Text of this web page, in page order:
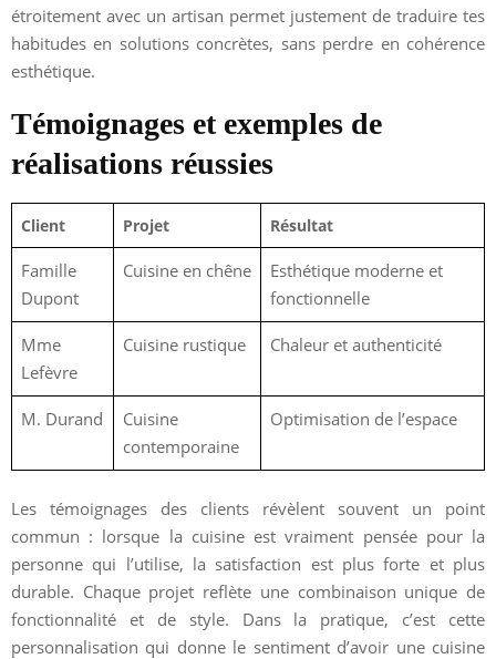
étroitement avec un artisan permet justement de traduire tes
habitudes en solutions concrètes, sans perdre en cohérence
esthétique.
Témoignages et exemples de
réalisations réussies
Client Projet Résultat
Famille
Dupont
Cuisine en chêne
Esthétique moderne et
fonctionnelle
Mme
Lefèvre
Cuisine rustique Chaleur et authenticité
M. Durand
Cuisine
contemporaine
Optimisation de l’espace
Les témoignages des clients révèlent souvent un point
commun : lorsque la cuisine est vraiment pensée pour la
personne qui l’utilise, la satisfaction est plus forte et plus
durable. Chaque projet reflète une combinaison unique de
fonctionnalité et de style. Dans la pratique, c’est cette
personnalisation qui donne le sentiment d’avoir une cuisine